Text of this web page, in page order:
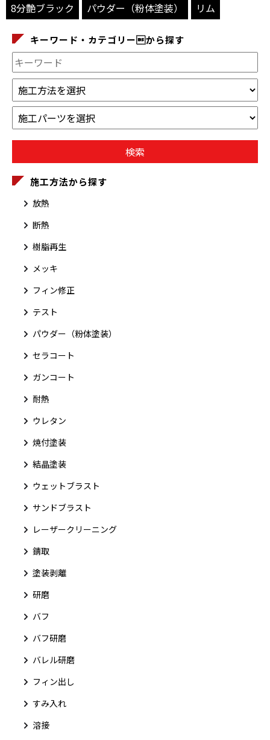
8分艶ブラック
パウダー（粉体塗装） リム
キーワード・カテゴリーから探す
施工方法から探す
放熱
断熱
樹脂再生
メッキ
フィン修正
テスト
パウダー（粉体塗装）
セラコート
ガンコート
耐熱
ウレタン
焼付塗装
結晶塗装
ウェットブラスト
サンドブラスト
レーザークリーニング
錆取
塗装剥離
研磨
バフ
バフ研磨
バレル研磨
フィン出し
すみ入れ
溶接